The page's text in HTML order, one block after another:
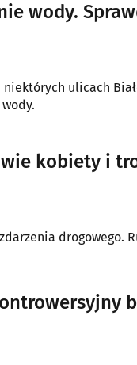
wody.
ulicach
kobiety i
drogowego.